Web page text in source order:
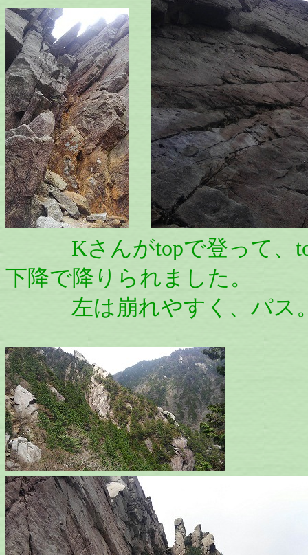
Kさんがtopで登って、top
下降で降りられました。
左は崩れやすく、パス